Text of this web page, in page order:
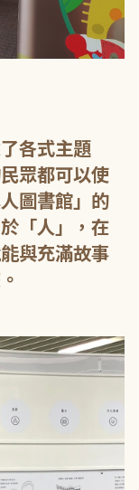
各式主題
眾都可以使
圖書館」的
「人」，在
與充滿故事